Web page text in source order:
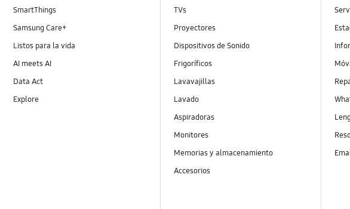
SmartThings
Samsung Care+
Listos para la vida
AI meets AI
Data Act
Explore
TVs
Proyectores
Dispositivos de Sonido
Frigoríficos
Lavavajillas
Lavado
Aspiradoras
Monitores
Memorias y almacenamiento
Accesorios